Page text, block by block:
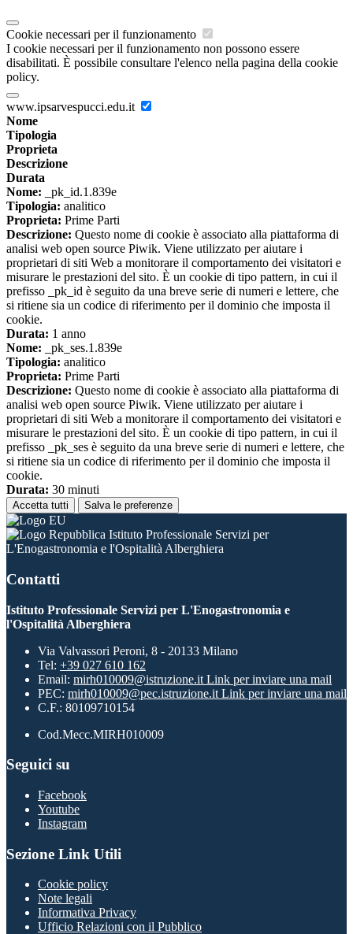
Cookie necessari per il funzionamento
I cookie necessari per il funzionamento non possono essere
disabilitati. È possibile consultare l'elenco nella pagina della cookie
policy.
www.ipsarvespucci.edu.it
Nome
Tipologia
Proprieta
Descrizione
Durata
Nome: _pk_id.1.839e
Tipologia: analitico
Proprieta: Prime Parti
Descrizione: Questo nome di cookie è associato alla piattaforma di
analisi web open source Piwik. Viene utilizzato per aiutare i
proprietari di siti Web a monitorare il comportamento dei visitatori e
misurare le prestazioni del sito. È un cookie di tipo pattern, in cui il
prefisso _pk_id è seguito da una breve serie di numeri e lettere, che
si ritiene sia un codice di riferimento per il dominio che imposta il
cookie.
Durata: 1 anno
Nome: _pk_ses.1.839e
Tipologia: analitico
Proprieta: Prime Parti
Descrizione: Questo nome di cookie è associato alla piattaforma di
analisi web open source Piwik. Viene utilizzato per aiutare i
proprietari di siti Web a monitorare il comportamento dei visitatori e
misurare le prestazioni del sito. È un cookie di tipo pattern, in cui il
prefisso _pk_ses è seguito da una breve serie di numeri e lettere, che
si ritiene sia un codice di riferimento per il dominio che imposta il
cookie.
Durata: 30 minuti
Accetta tutti Salva le preferenze
Istituto Professionale Servizi per
L'Enogastronomia e l'Ospitalità Alberghiera
Contatti
Istituto Professionale Servizi per L'Enogastronomia e
l'Ospitalità Alberghiera
Via Valvassori Peroni, 8 - 20133 Milano
Tel: +39 027 610 162
Email: mirh010009@istruzione.it Link per inviare una mail
PEC: mirh010009@pec.istruzione.it Link per inviare una mail
C.F.: 80109710154
Cod.Mecc.MIRH010009
Seguici su
Facebook
Youtube
Instagram
Sezione Link Utili
Cookie policy
Note legali
Informativa Privacy
Ufficio Relazioni con il Pubblico